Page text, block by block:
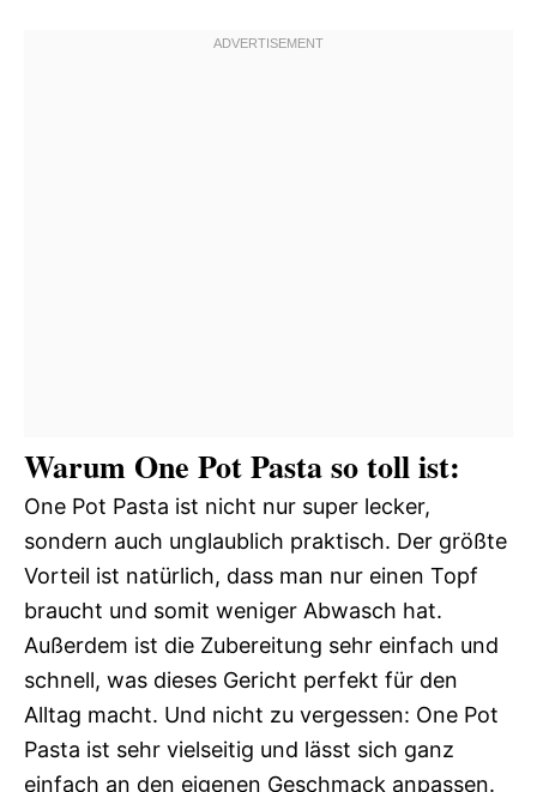
Warum One Pot Pasta so toll ist:
One Pot Pasta ist nicht nur super lecker,
sondern auch unglaublich praktisch. Der größte
Vorteil ist natürlich, dass man nur einen Topf
braucht und somit weniger Abwasch hat.
Außerdem ist die Zubereitung sehr einfach und
schnell, was dieses Gericht perfekt für den
Alltag macht. Und nicht zu vergessen: One Pot
Pasta ist sehr vielseitig und lässt sich ganz
einfach an den eigenen Geschmack anpassen.